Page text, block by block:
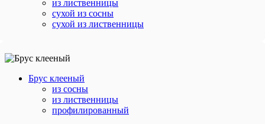
из лиственницы
сухой из сосны
сухой из лиственницы
Брус клееный
из сосны
из лиственницы
профилированный